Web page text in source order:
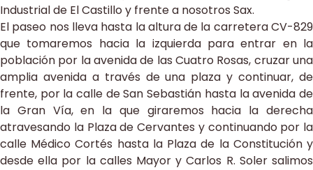
Industrial de El Castillo y frente a nosotros Sax.
El paseo nos lleva hasta la altura de la carretera CV-829
que tomaremos hacia la izquierda para entrar en la
población por la avenida de las Cuatro Rosas, cruzar una
amplia avenida a través de una plaza y continuar, de
frente, por la calle de San Sebastián hasta la avenida de
la Gran Vía, en la que giraremos hacia la derecha
atravesando la Plaza de Cervantes y continuando por la
calle Médico Cortés hasta la Plaza de la Constitución y
desde ella por la calles Mayor y Carlos R. Soler salimos